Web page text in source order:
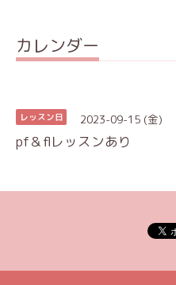
カレンダー
レッスン日 2023-09-15 (金)
pf＆flレッスンあり